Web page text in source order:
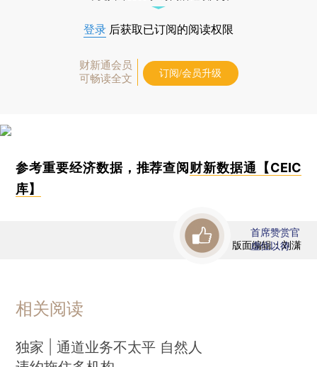
登录 后获取已订阅的阅读权限
财新通会员
可畅读全文
订阅/会员升级
参考重要经济数据，推荐查阅 财新数据通【CEIC
库】
版面编辑：刘潇
首席赞赏官
虚位以待
相关阅读
独家 | 通道业务不太平 自然人